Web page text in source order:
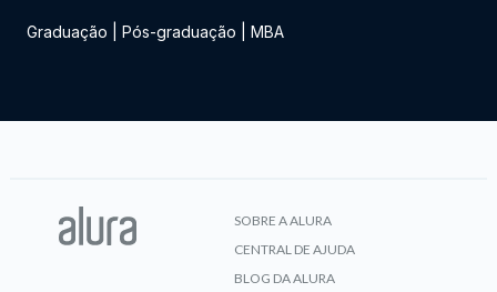
Graduação Pós-graduação MBA
SOBRE A ALURA
CENTRAL DE AJUDA
BLOG DA ALURA